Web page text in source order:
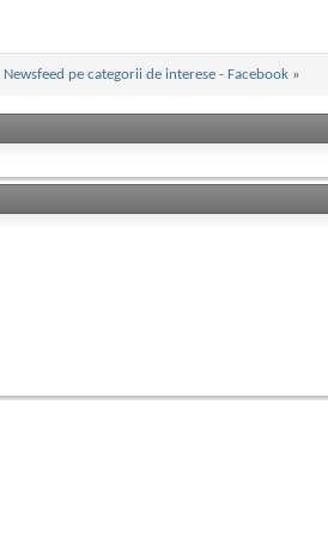
Newsfeed pe categorii de interese - Facebook »